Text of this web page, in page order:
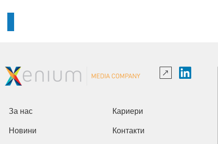
За нас Кариери
Новини Контакти